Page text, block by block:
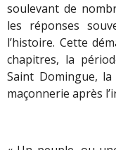
soulevant de
les réponses
l’histoire. Cette
chapitres, la
Saint Domingue, la
maçonnerie après